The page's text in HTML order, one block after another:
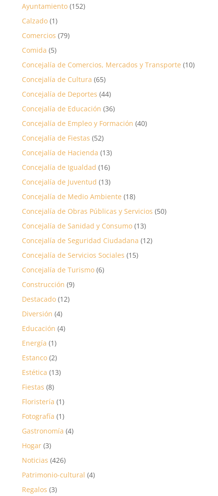
Ayuntamiento(152)
Calzado(1)
Comercios (79)
Comida (5)
Concejalía de Comercios, Mercados y Transporte (10)
Concejalía de Cultura (65)
Concejalía de Deportes (44)
Concejalía de Educación (36)
Concejalía de Empleo y Formación (40)
Concejalía de Fiestas (52)
Concejalía de Hacienda (13)
Concejalía de Igualdad (16)
Concejalía de Juventud (13)
Concejalía de Medio Ambiente (18)
Concejalía de Obras Públicas y Servicios (50)
Concejalía de Sanidad y Consumo(13)
Concejalía de Seguridad Ciudadana (12)
Concejalía de Servicios Sociales (15)
Concejalía de Turismo(6)
Construcción (9)
Destacado(12)
Diversión (4)
Educación (4)
Energía (1)
Estanco(2)
Estética (13)
Fiestas (8)
Floristería (1)
Fotografía (1)
Gastronomía (4)
Hogar(3)
Noticias (426)
Patrimonio-cultural (4)
Regalos (3)